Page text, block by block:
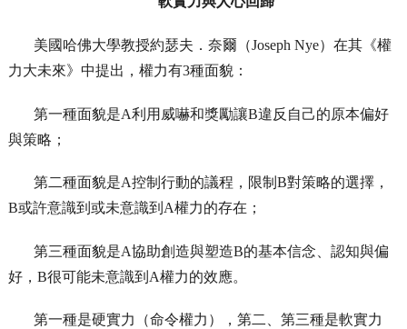
美國哈佛大學教授約瑟夫．奈爾（Joseph Nye）在其《權
力大未來》中提出，權力有3種面貌：
第一種面貌是A利用威嚇和獎勵讓B違反自己的原本偏好
與策略；
第二種面貌是A控制行動的議程，限制B對策略的選擇，
B或許意識到或未意識到A權力的存在；
第三種面貌是A協助創造與塑造B的基本信念、認知與偏
好，B很可能未意識到A權力的效應。
第一種是硬實力（命令權力），第二、第三種是軟實力